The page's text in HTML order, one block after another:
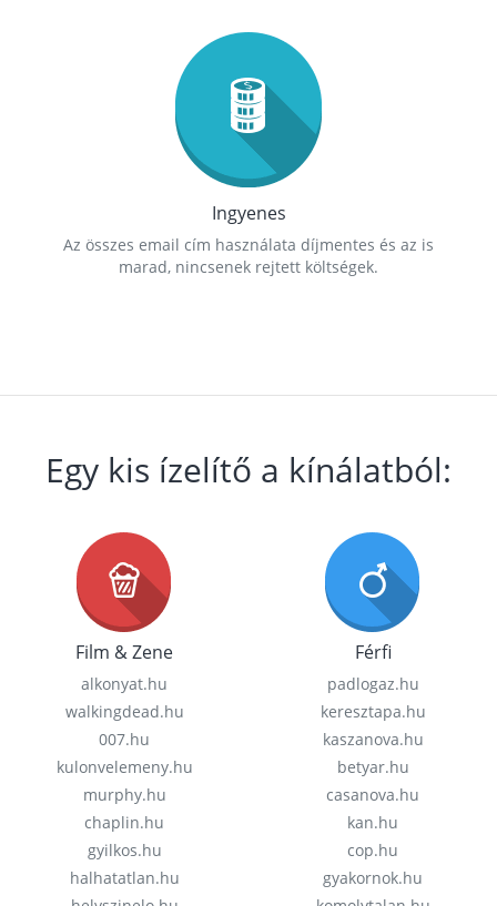
Ingyenes
Az összes email cím használata díjmentes és az is
marad, nincsenek rejtett költségek.
Egy kis ízelítő a kínálatból:
Film & Zene
alkonyat.hu
walkingdead.hu
007.hu
kulonvelemeny.hu
murphy.hu
chaplin.hu
gyilkos.hu
halhatatlan.hu
Férfi
padlogaz.hu
keresztapa.hu
kaszanova.hu
betyar.hu
casanova.hu
kan.hu
cop.hu
gyakornok.hu